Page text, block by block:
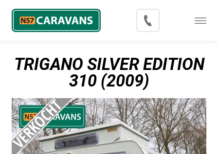
TRIGANO SILVER EDITION
310 (2009)
Menu
Inkoop
Export
Contact